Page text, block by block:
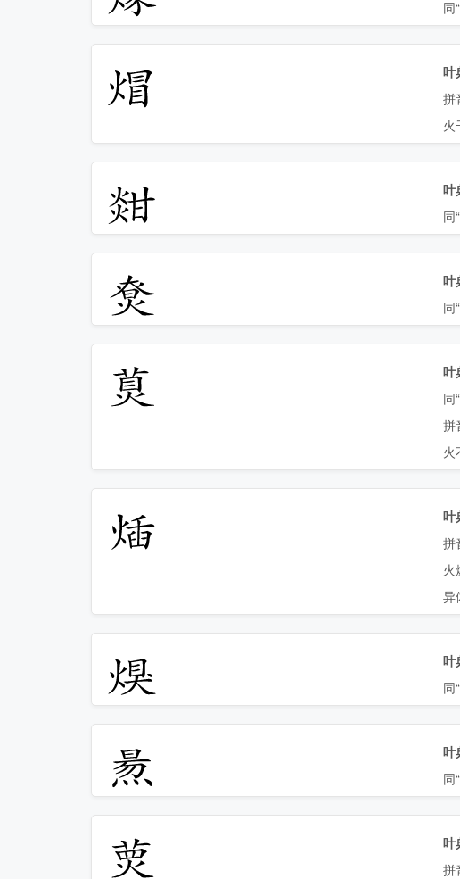
同“
𤊻
叶
拼
火
𤊼
叶
同“
𤊽
叶
同“
𤊾
叶
同“
拼
火
𤊿
叶
拼
火
异
𤋀
叶
同“
𤋁
叶
同“
𤋂
叶
拼